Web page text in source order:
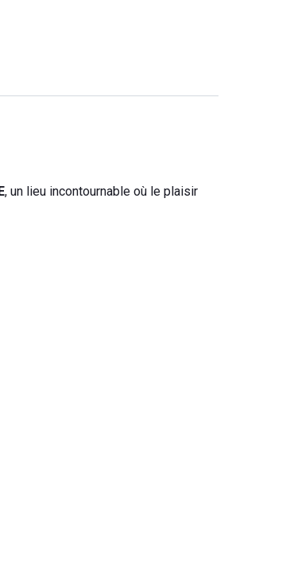
, un lieu incontournable où le plaisir